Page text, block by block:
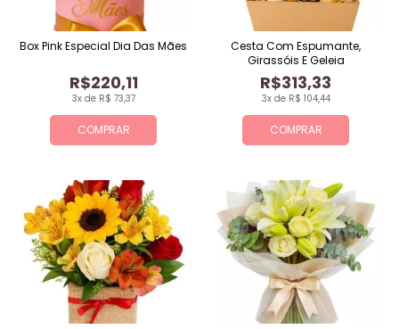
COMPRAR
3x de R$ 73,37
R$220,11
Box Pink Especial Dia Das Mães
COMPRAR
3x de R$ 104,44
R$313,33
Cesta Com Espumante,
Girassóis E Geleia